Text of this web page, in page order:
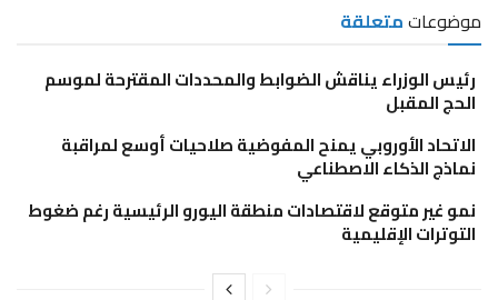
موضوعاتمتعلقة
رئيس الوزراء يناقش الضوابط والمحددات المقترحة لموسم
الحج المقبل
الاتحاد الأوروبي يمنح المفوضية صلاحيات أوسع لمراقبة
نماذج الذكاء الاصطناعي
نمو غير متوقع لاقتصادات منطقة اليورو الرئيسية رغم ضغوط
التوترات الإقليمية